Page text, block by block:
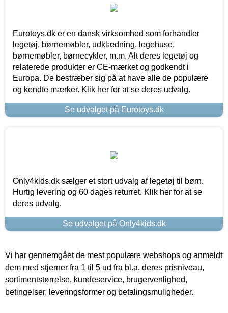
Eurotoys.dk er en dansk virksomhed som forhandler
legetøj, børnemøbler, udklædning, legehuse,
børnemøbler, børnecykler, m.m. Alt deres legetøj og
relaterede produkter er CE-mærket og godkendt i
Europa. De bestræber sig på at have alle de populære
og kendte mærker. Klik her for at se deres udvalg.
Se udvalget på Eurotoys.dk
Only4kids.dk sælger et stort udvalg af legetøj til børn.
Hurtig levering og 60 dages returret. Klik her for at se
deres udvalg.
Se udvalget på Only4kids.dk
Vi har gennemgået de mest populære webshops og anmeldt
dem med stjerner fra 1 til 5 ud fra bl.a. deres prisniveau,
sortimentstørrelse, kundeservice, brugervenlighed,
betingelser, leveringsformer og betalingsmuligheder.